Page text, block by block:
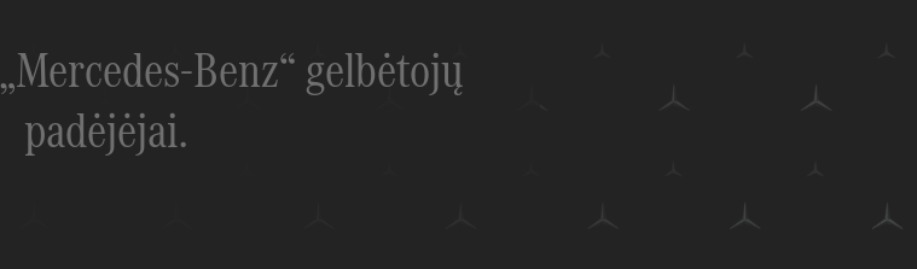
„Mercedes-Benz“gelbėtojų
padėjėjai.